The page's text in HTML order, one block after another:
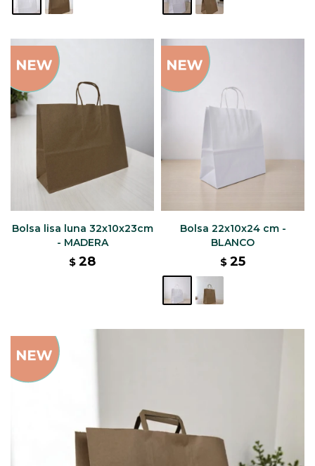
Bolsa lisa luna 32x10x23cm
- MADERA
$ 28
Bolsa 22x10x24 cm -
BLANCO
$ 25